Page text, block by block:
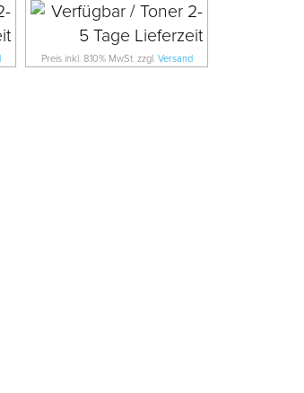
Preis inkl. 8.10% MwSt. zzgl. Versand